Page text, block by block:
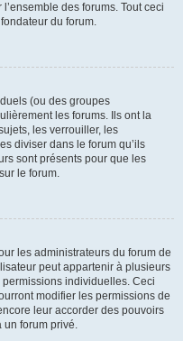
des forums. Tout ceci
du forum.
(ou des groupes
les forums. Ils ont la
les verrouiller, les
diviser dans le forum qu’ils
sont présents pour que les
le forum.
les administrateurs du forum de
peut appartenir à plusieurs
individuelles. Ceci
modifier les permissions de
leur accorder des pouvoirs
un forum privé.